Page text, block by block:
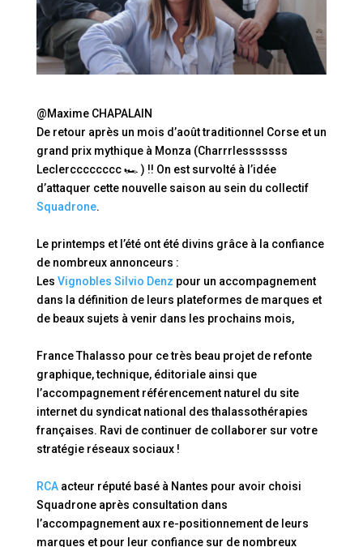
@Maxime CHAPALAIN
De retour après un mois d’août traditionnel Corse et un
grand prix mythique à Monza (Charrrlesssssss
Leclercccccccc 🏎 ) !! On est survolté à l’idée
d’attaquer cette nouvelle saison au sein du collectif
Squadrone.
Le printemps et l’été ont été divins grâce à la confiance
de nombreux annonceurs :
Les Vignobles Silvio Denz pour un accompagnement
dans la définition de leurs plateformes de marques et
de beaux sujets à venir dans les prochains mois,
France Thalasso pour ce très beau projet de refonte
graphique, technique, éditoriale ainsi que
l’accompagnement référencement naturel du site
internet du syndicat national des thalassothérapies
françaises. Ravi de continuer de collaborer sur votre
stratégie réseaux sociaux !
RCAacteur réputé basé à Nantes pour avoir choisi
Squadrone après consultation dans
l’accompagnement aux re-positionnement de leurs
marques et pour leur confiance sur de nombreux